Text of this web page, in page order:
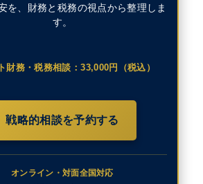
を、財務と税務の視点から整理しま
す。
財務・税務相談：33,000円（税込）
戦略的相談を予約する
オンライン・対面全国対応